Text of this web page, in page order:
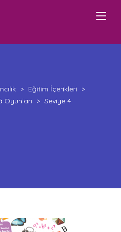
> Eğitim İçerikleri
>
Oyunları > Seviye 4